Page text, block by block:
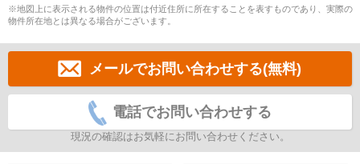
※地図上に表示される物件の位置は付近住所に所在することを表すものであり、実際の
物件所在地とは異なる場合がございます。
メールでお問い合わせする(無料)
電話でお問い合わせする
現況の確認はお気軽にお問い合わせください。